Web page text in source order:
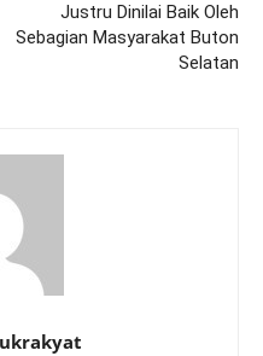
Justru Dinilai Baik Oleh
Sebagian Masyarakat Buton
Selatan